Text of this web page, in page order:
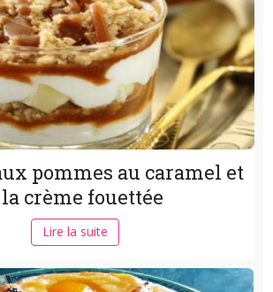
pommes au caramel et
la crème fouettée
Lire la suite